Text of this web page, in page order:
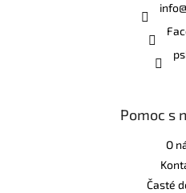
info@
Pomoc s
O
Časté